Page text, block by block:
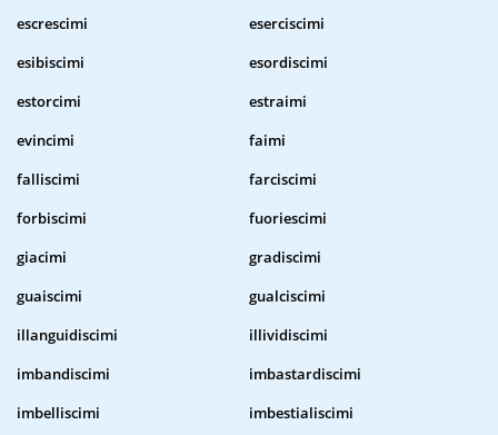
escrescimi
eserciscimi
esibiscimi
esordiscimi
estorcimi
estraimi
evincimi
faimi
falliscimi
farciscimi
forbiscimi
fuoriescimi
giacimi
gradiscimi
guaiscimi
gualciscimi
illanguidiscimi
illividiscimi
imbandiscimi
imbastardiscimi
imbelliscimi
imbestialiscimi